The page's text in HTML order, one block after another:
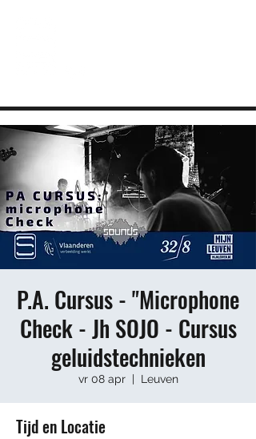
P.A. Cursus - "Microphone
Check - Jh SOJO - Cursus
geluidstechnieken
vr 08 apr
  |
Leuven
Tijd en Locatie